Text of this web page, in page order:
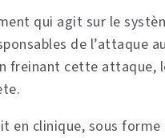
qui agit sur le
de l’attaque
freinant cette
en clinique, sous forme